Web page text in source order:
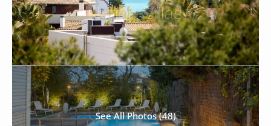
See All Photos (48)